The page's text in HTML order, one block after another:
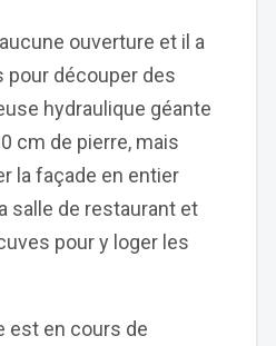
ouverture et il a
découper des
hydraulique géante
cm de pierre, mais
la façade en entier
salle de restaurant et
pour y loger les
est en cours de